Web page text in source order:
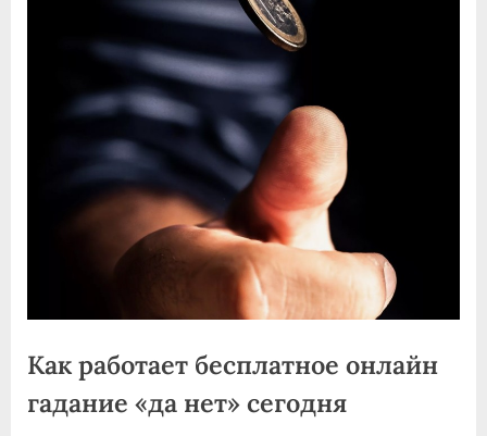
Как работает бесплатное онлайн
гадание «да нет» сегодня